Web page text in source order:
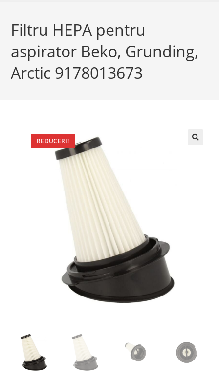
Filtru HEPA pentru
aspirator Beko, Grunding,
Arctic 9178013673
REDUCERI!